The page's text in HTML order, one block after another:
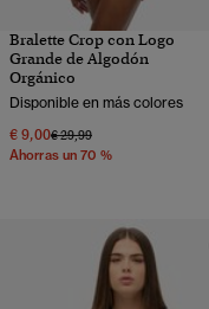
Bralette Crop con Logo
Grande de Algodón
Orgánico
Disponible en más colores
€ 9,00Precio rebajado de
€ 29,99a
Ahorras un 70 %